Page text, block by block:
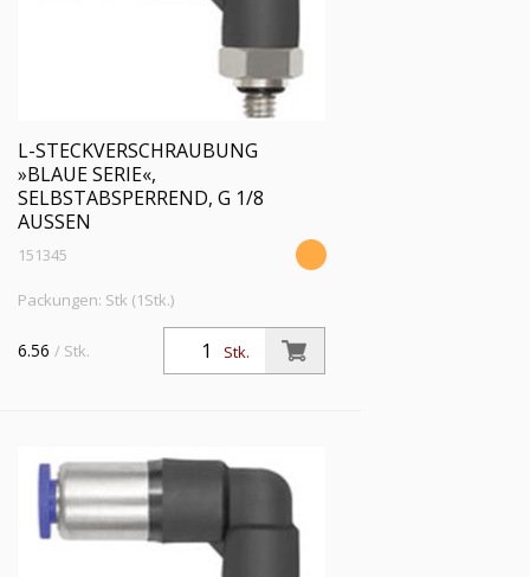
L-STECKVERSCHRAUBUNG
»BLAUE SERIE«,
SELBSTABSPERREND, G 1/8
AUSSEN
151345
Packungen: Stk (1Stk.)
Stk.
6.56 / Stk.